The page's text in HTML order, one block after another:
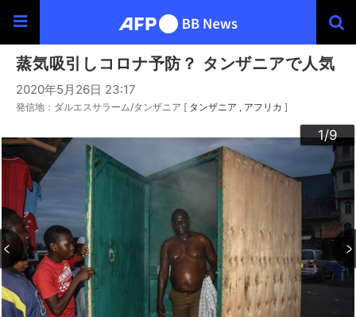
蒸気吸引しコロナ予防？ タンザニアで人気
2020年5月26日 23:17
発信地：ダルエスサラーム/タンザニア [ タンザニア アフリカ ]
1/9
2/9
3/9
4/9
5/9
6/9
7/9
8/9
9/9